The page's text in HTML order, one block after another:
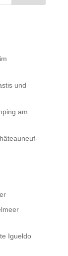
und
am
Igueldo